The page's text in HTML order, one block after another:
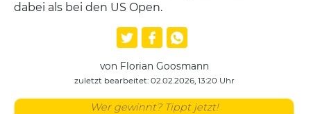
dabei als bei den US Open.
von Florian Goosmann
zuletzt bearbeitet: 02.02.2026, 13:20 Uhr
Wer gewinnt? Tippt jetzt!